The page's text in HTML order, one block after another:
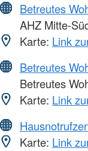
Betreutes
AHZ Mitte-
Karte: Link
Betreutes
Betreutes
Karte: Link
Karte: Link